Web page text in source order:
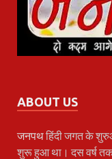
ABOUT US
जनपथहिंदी जगत के
शुरू हुआ था। दस वर्ष